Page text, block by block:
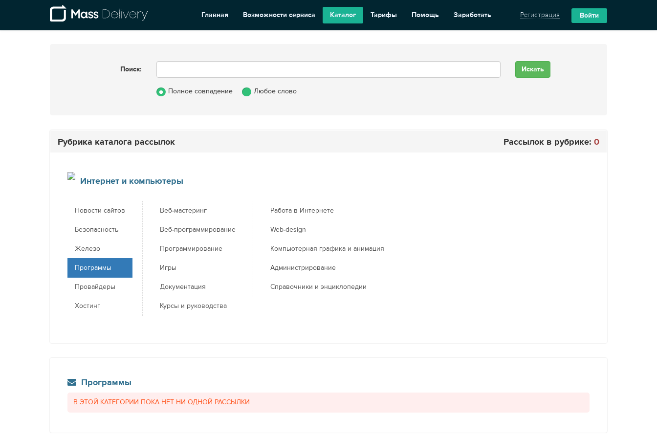
Главная Возможности сервиса Каталог Тарифы Помощь Заработать Регистрация Войти
Поиск:
Полное совпадение Любое слово
Рубрика каталога рассылок Рассылок в рубрике: 0
Интернет и компьютеры
Новости сайтов
Безопасность
Железо
Программы
Провайдеры
Хостинг
Веб-мастеринг
Веб-программирование
Программирование
Игры
Документация
Курсы и руководства
Работа в Интернете
Web-design
Компьютерная графика и анимация
Администрирование
Справочники и энциклопедии
Программы
В ЭТОЙ КАТЕГОРИИ ПОКА НЕТ НИ ОДНОЙ РАССЫЛКИ